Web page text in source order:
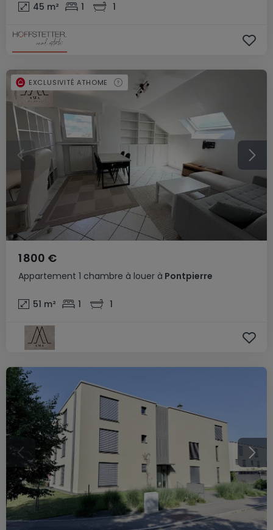
45 m² 1 1
Appartement 1 chambre à louer à Pontpierre
1 800 €
51 m² 1 1
EXCLUSIVITÉ ATHOME